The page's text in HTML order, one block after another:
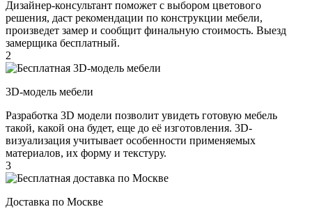
Дизайнер-консультант поможет с выбором цветового
решения, даст рекомендации по конструкции мебели,
произведет замер и сообщит финальную стоимость. Выезд
замерщика бесплатный.
2
3D-модель мебели
Разработка 3D модели позволит увидеть готовую мебель
такой, какой она будет, еще до её изготовления. 3D-
визуализация учитывает особенности применяемых
материалов, их форму и текстуру.
3
Доставка по Москве